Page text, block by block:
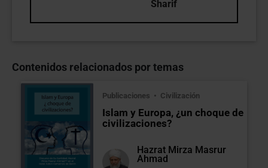
Contenidos relacionados por temas
Publicaciones Civilización
Islam y Europa, ¿un choque de
civilizaciones?
Hazrat Mirza Masrur
Ahmad
Sharif